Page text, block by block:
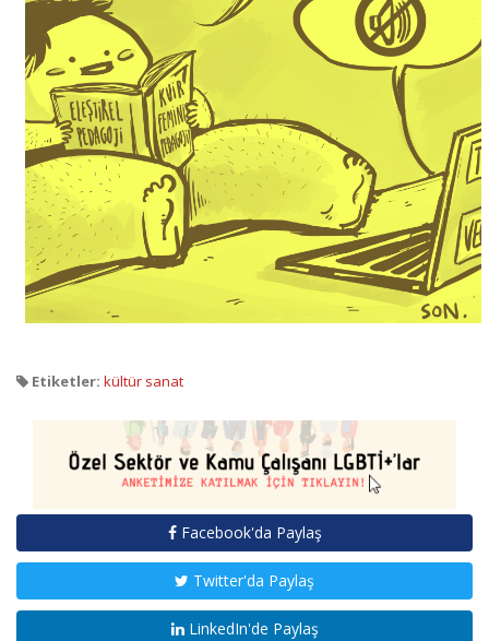
Etiketler: kültür sanat
Facebook'da Paylaş
Twitter'da Paylaş
LinkedIn'de Paylaş